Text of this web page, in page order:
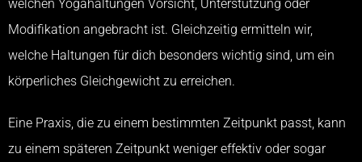
welchen Yogahaltungen Vorsicht, Unterstützung oder
Modifikation angebracht ist. Gleichzeitig ermitteln wir,
welche Haltungen für dich besonders wichtig sind, um ein
körperliches Gleichgewicht zu erreichen.
Eine Praxis, die zu einem bestimmten Zeitpunkt passt, kann
zu einem späteren Zeitpunkt weniger effektiv oder sogar